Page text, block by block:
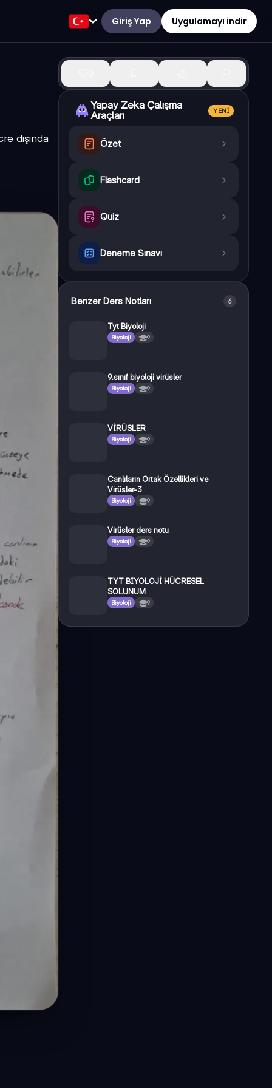
Giriş Yap Uygulamayı indir
dışında
Yapay Zeka Çalışma
Araçları
YENI
Özet
Flashcard
Quiz
Deneme Sınavı
Benzer Ders Notları 6
Tyt Biyoloji
Biyoloji 9
9.sınıf biyoloji virüsler
Biyoloji 9
VİRÜSLER
Biyoloji 9
Canlıların Ortak Özellikleri ve
Virüsler-3
Biyoloji 9
Virüsler ders notu
Biyoloji 9
TYT BİYOLOJİ HÜCRESEL
SOLUNUM
Biyoloji 9